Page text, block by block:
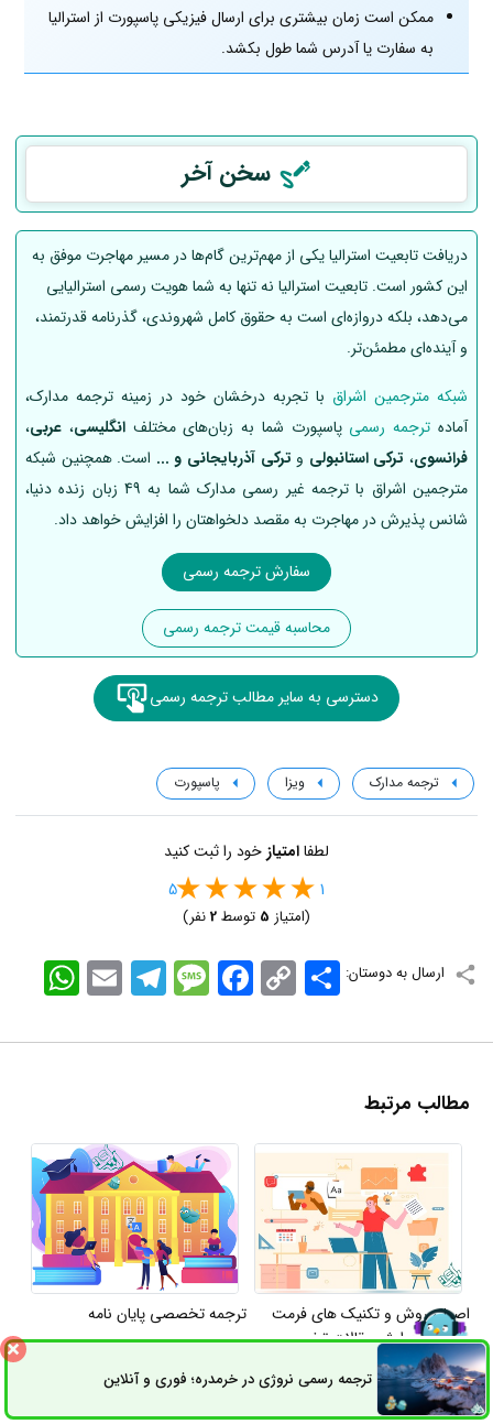
ممکن است زمان بیشتری برای ارسال فیزیکی پاسپورت از استرالیا
به سفارت یا آدرس شما طول بکشد.
سخن آخر
دریافت تابعیت استرالیا یکی از مهم‌ترین گام‌ها در مسیر مهاجرت موفق به
این کشور است. تابعیت استرالیا نه تنها به شما هویت رسمی استرالیایی
می‌دهد، بلکه دروازه‌ای است به حقوق کامل شهروندی، گذرنامه قدرتمند،
و آینده‌ای مطمئن‌تر.
شبکه مترجمین اشراق با تجربه درخشان خود در زمینه ترجمه مدارک،
آماده ترجمه رسمی پاسپورت شما به زبان‌های مختلفانگلیسی، عربی،
فرانسوی،ترکی استانبولی و ترکی آذربایجانی و ... است. همچنین شبکه
مترجمین اشراق با ترجمه غیر رسمی مدارک شما به 49 زبان زنده دنیا،
شانس پذیرش در مهاجرت به مقصد دلخواهتان را افزایش خواهد داد.
سفارش ترجمه رسمی
محاسبه قیمت ترجمه رسمی
دسترسی به سایر مطالب ترجمه رسمی
ترجمه مدارک ویزا پاسپورت
لطفاامتیاز خود را ثبت کنید
1
5
(امتیاز 5 توسط2نفر)
ارسال به دوستان: WhatsApp EmailTelegramMessageFacebook Copy
Link
اشتراک
مطالب مرتبط
اصول، روش و تکنیک های فرمت
بندی و ویرایش مقالات تخصصی
ترجمه تخصصی پایان نامه
ترجمه رسمی نروژی در خرمدره؛ فوری و آنلاینثبت سفارش راه های ارتباطی